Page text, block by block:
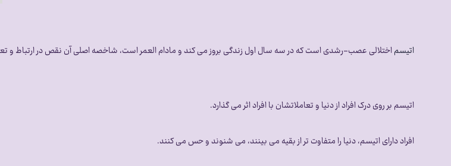
اتیسماختلالی عصب-رشدی است که در سه سال اول زندگی بروز می کند و مادام العمر است، شاخصه اصلی آن نقص در ارتباط و
اتیسم بر روی درک افراد از دنیا و تعاملاتشان با افراد اثر می گذارد.
افراد دارای اتیسم، دنیا را متفاوت تر از بقیه می بینند، می شنوند و حس می کنند.